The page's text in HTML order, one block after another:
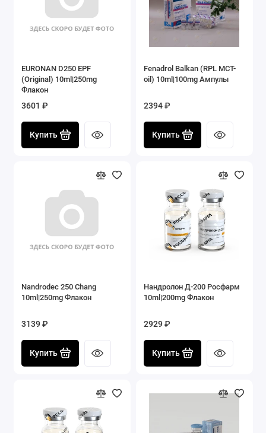
EURONAN D250 EPF
(Original) 10ml|250mg
Флакон
3601 ₽
Купить
Fenadrol Balkan (RPL МСТ-
oil) 10ml|100mg Ампулы
2394 ₽
Купить
Nandrodec 250 Chang
10ml|250mg Флакон
3139 ₽
Купить
Нандролон Д-200 Росфарм
10ml|200mg Флакон
2929 ₽
Купить